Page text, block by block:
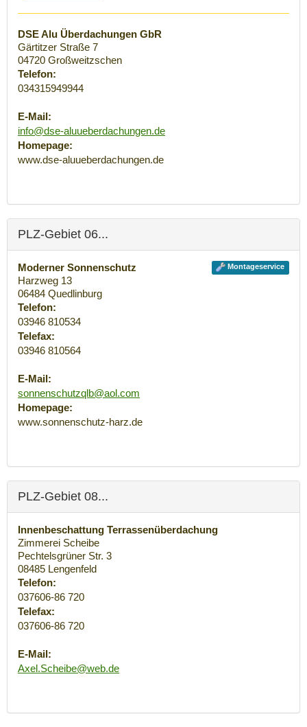
DSE Alu Überdachungen GbR
Gärtitzer Straße 7
04720 Großweitzschen
Telefon:
034315949944
E-Mail:
info@dse-aluueberdachungen.de
Homepage:
www.dse-aluueberdachungen.de
PLZ-Gebiet 06...
Montageservice
Moderner Sonnenschutz
Harzweg 13
06484 Quedlinburg
Telefon:
03946 810534
Telefax:
03946 810564
E-Mail:
sonnenschutzqlb@aol.com
Homepage:
www.sonnenschutz-harz.de
PLZ-Gebiet 08...
Innenbeschattung Terrassenüberdachung
Zimmerei Scheibe
Pechtelsgrüner Str. 3
08485 Lengenfeld
Telefon:
037606-86 720
Telefax:
037606-86 720
E-Mail:
Axel.Scheibe@web.de